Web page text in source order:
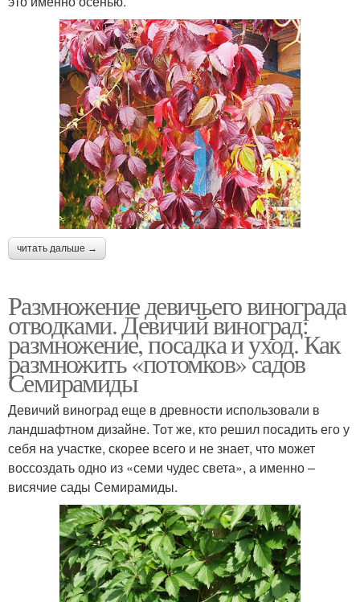
читать дальше →
Размножение девичьего винограда
отводками. Девичий виноград:
размножение, посадка и уход. Как
размножить «потомков» садов
Семирамиды
Девичий виноград еще в древности использовали в
ландшафтном дизайне. Тот же, кто решил посадить его у
себя на участке, скорее всего и не знает, что может
воссоздать одно из «семи чудес света», а именно –
висячие сады Семирамиды.